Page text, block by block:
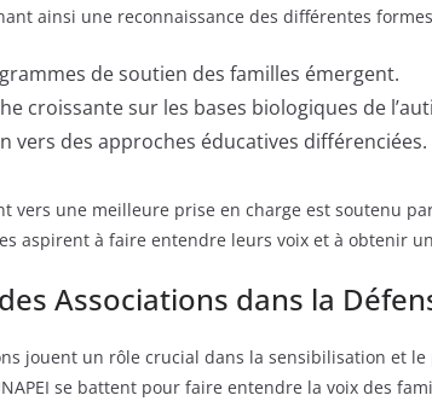
ainsi une reconnaissance des différentes
de soutien des familles émergent.
croissante sur les bases biologiques de
vers des approches éducatives différenciées.
vers une meilleure prise en charge est soutenu
aspirent à faire entendre leurs voix et à obtenir
Associations dans la
jouent un rôle crucial dans la sensibilisation et
se battent pour faire entendre la voix des